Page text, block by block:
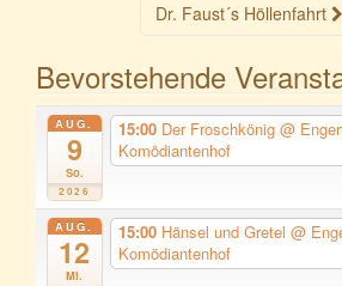
Dr. Faust´s Höllenfahrt
Bevorstehende
AUG.
9
So.
2026
15:00 Der Froschkönig @
Komödiantenhof
AUG.
12
Mi.
15:00 Hänsel und Gretel @
Komödiantenhof